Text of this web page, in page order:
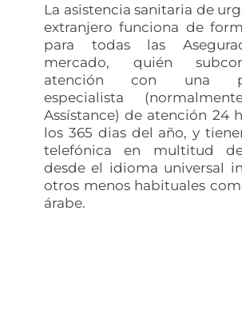
La asistencia sanitaria de
extranjero funciona de
para todas las
mercado, quién
atención con una
especialista
Assístance) de atención 24
los 365 dias del año, y
telefónica en multitud
desde el idioma universal
otros menos habituales
árabe.